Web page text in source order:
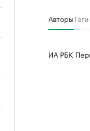
АвторыТеги
ИА РБК